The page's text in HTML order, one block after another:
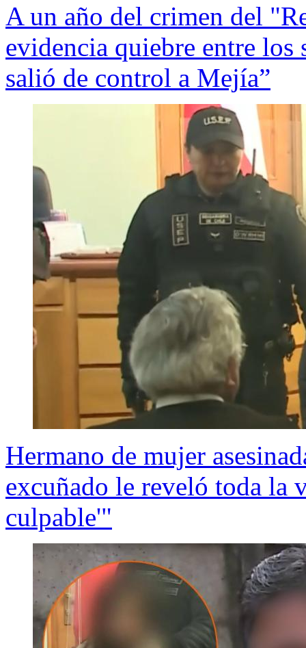
A un año del crimen del
evidencia quiebre entre
salió de control a Mejía”
Hermano de mujer
excuñado le reveló toda la
culpable'"